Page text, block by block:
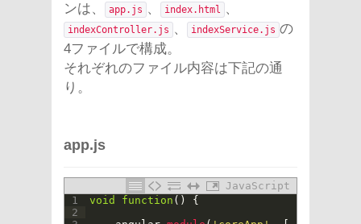
ンは、
app.js 、 index.html 、
indexController.js 、 indexService.js の
4ファイルで構成。
それぞれのファイル内容は下記の通
り。
app.js
JavaScript
1
2
void function ( )
{